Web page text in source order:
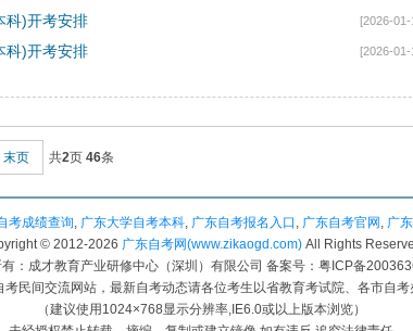
科)开考安排 [2026-01-
科)开考安排 [2026-01-
末页 共2页 46条
考成绩查询, 广东大学自考本科, 广东自考报名入口 , 广东自考官网 , 广
© 2012-2026 广东自考网(www.zikaogd.com) All Rights
有：成才教育产业研修中心（深圳）有限公司 备案号：粤ICP备
民间交流网站，最新自考动态请各位考生以省教育考试院、各市自考
（建议使用1024×768显示分辨率,IE6.0或以上版本浏览）